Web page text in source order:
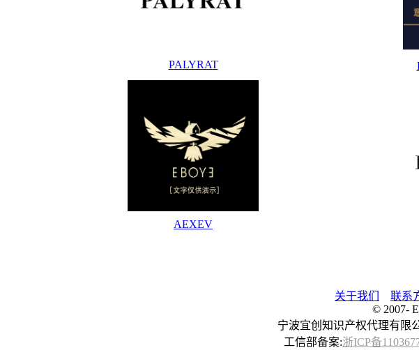
PALYRAT
AEXEV
关于我们 联系
© 2007-
宁波宜创知识产权代理有限
工信部备案:浙ICP备